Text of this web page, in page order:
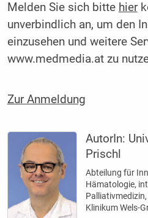
Melden Sie sich bitte hier
unverbindlich an, um den
einzusehen und weitere
www.medmedia.at zu
Zur Anmeldung
AutorIn:
Prischl
Abteilung für
Hämatologie,
Klinikum Wels-